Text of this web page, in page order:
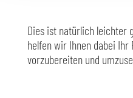
Dies ist natürlich leichter
helfen wir Ihnen dabei
vorzubereiten und